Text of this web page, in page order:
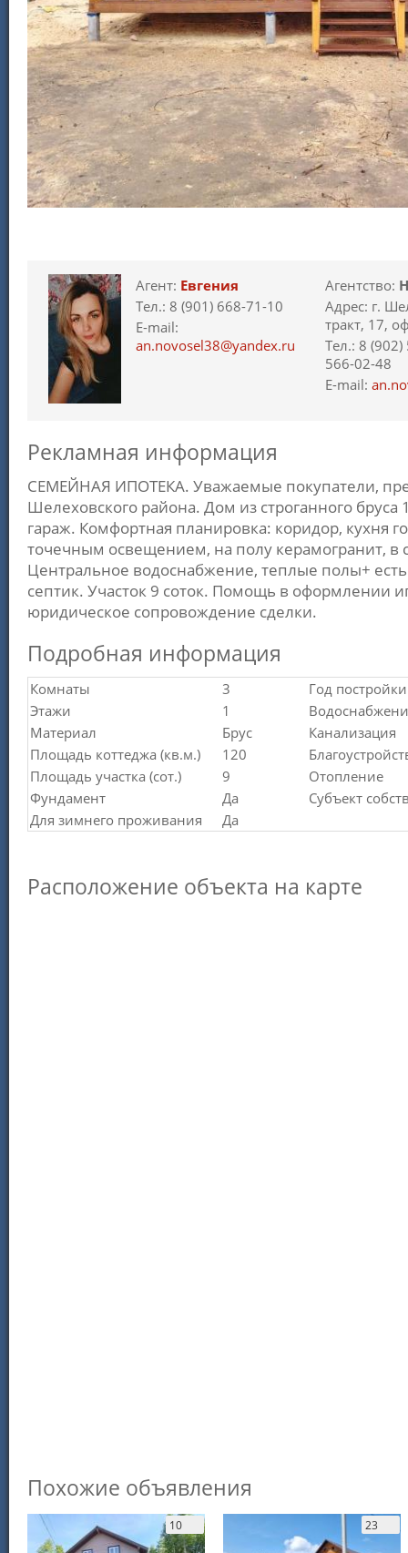
Агент: Евгения
Тел.: 8 (901) 668-71-10
E-mail:
an.novosel38@yandex.ru
Агентство:
Адрес: г.
тракт, 17,
Тел.: 8
566-02-48
E-mail:
Рекламная информация
СЕМЕЙНАЯ ИПОТЕКА. Уважаемые покупатели,
Шелеховского района. Дом из строганного
гараж. Комфортная планировка: коридор, кухня
точечным освещением, на полу керамогранит,
Центральное водоснабжение, теплые полы+
септик. Участок 9 соток. Помощь в оформлении
юридическое сопровождение сделки.
Подробная информация
Комнаты
3
Этажи
1
Материал
Брус
Площадь коттеджа (кв.м.)
120
Площадь участка (сот.)
9
Фундамент
Да
Для зимнего проживания
Да
Год постройки
Канализация
Отопление
Субъект
Расположение объекта на карте
Похожие объявления
10 23